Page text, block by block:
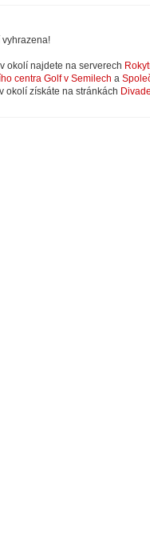
okolí najdete na serverech
centra Golf v Semilech a
okolí získáte na stránkách